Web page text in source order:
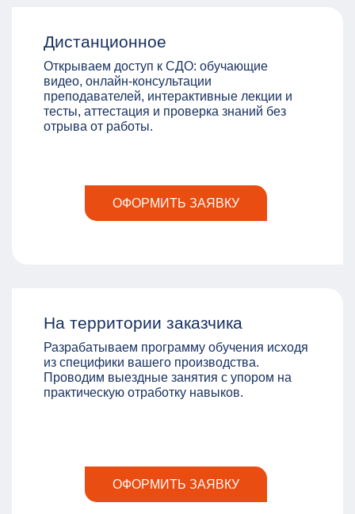
Дистанционное
Открываем доступ к СДО: обучающие
видео, онлайн-консультации
преподавателей, интерактивные лекции и
тесты, аттестация и проверка знаний без
отрыва от работы.
ОФОРМИТЬ ЗАЯВКУ
На территории заказчика
Разрабатываем программу обучения исходя
из специфики вашего производства.
Проводим выездные занятия с упором на
практическую отработку навыков.
ОФОРМИТЬ ЗАЯВКУ